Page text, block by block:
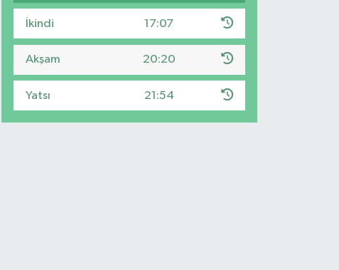
İkindi 17:07
Akşam 20:20
Yatsı 21:54